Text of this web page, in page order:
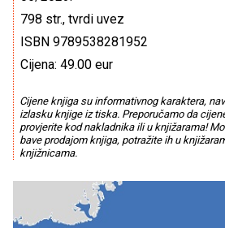
798 str., tvrdi uvez
ISBN 9789538281952
Cijena: 49.00 eur
Cijene knjiga su informativnog karaktera,
izlasku knjige iz tiska. Preporučamo da
provjerite kod nakladnika ili u knjižarama!
bave prodajom knjiga, potražite ih u
knjižnicama.